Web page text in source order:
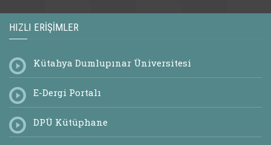
HIZLI ERIŞIMLER
Kütahya Dumlupınar Üniversitesi
E-Dergi Portalı
DPÜ Kütüphane